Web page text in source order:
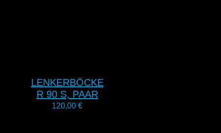
LENKERBÖCKE
R 90 S, PAAR
120,00 €